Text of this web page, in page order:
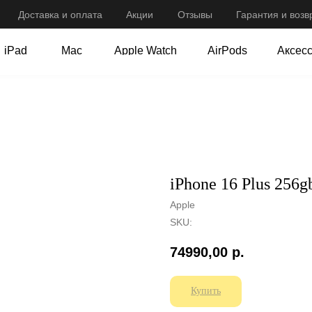
Оплата Акции Отзывы Гарантия и
iPad Mac Apple Watch AirPods
Доставка и оплата Акции Отзывы Гарантия и
iPad Mac Apple Watch AirPods
iPhone 16 Plus
Apple
SKU:
74990,00 р.
Купить